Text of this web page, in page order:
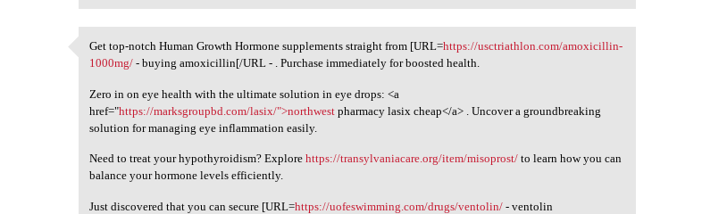
Get top-notch Human Growth
Get top-notch Human Growth Hormone supplements straight from [URL=https://usctriathlon.com/amoxicillin-
1000mg/ - buying amoxicillin[/URL - . Purchase immediately for boosted health.
Zero in on eye health with the ultimate solution in eye drops: <a
href="https://marksgroupbd.com/lasix/">northwest pharmacy lasix cheap</a> . Uncover a groundbreaking
solution for managing eye inflammation easily.
Need to treat your hypothyroidism? Explorehttps://transylvaniacare.org/item/misoprost/ to learn how you can
balance your hormone levels efficiently.
Just discovered that you can secure [URL=https://uofeswimming.com/drugs/ventolin/ - ventolin